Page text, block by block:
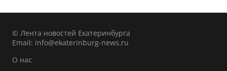
© Лента новостей Екатеринбурга
Email: info@ekaterinburg-news.ru
О нас